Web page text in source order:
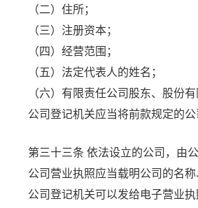
（二）住所；
（三）注册资本；
（四）经营范围；
（五）法定代表人的姓名；
（六）有限责任公司股东、股份
公司登记机关应当将前款规定的
第三十三条 依法设立的公司，由
公司营业执照应当载明公司的名
公司登记机关可以发给电子营业